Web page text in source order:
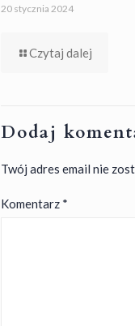
20 stycznia 2024
Czytaj dalej
Dodaj
Twój adres email nie
Komentarz *